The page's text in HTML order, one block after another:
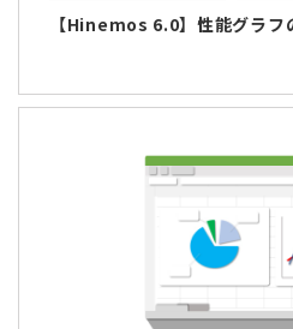
【Hinemos 6.0】性能グラフ